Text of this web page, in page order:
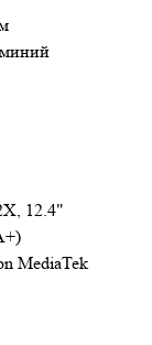
12.4"
MediaTek